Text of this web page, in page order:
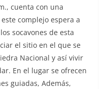
cuenta con una
complejo espera a
socavones de esta
el sitio en el que se
Nacional y así vivir
En el lugar se ofrecen
guiadas, Además,